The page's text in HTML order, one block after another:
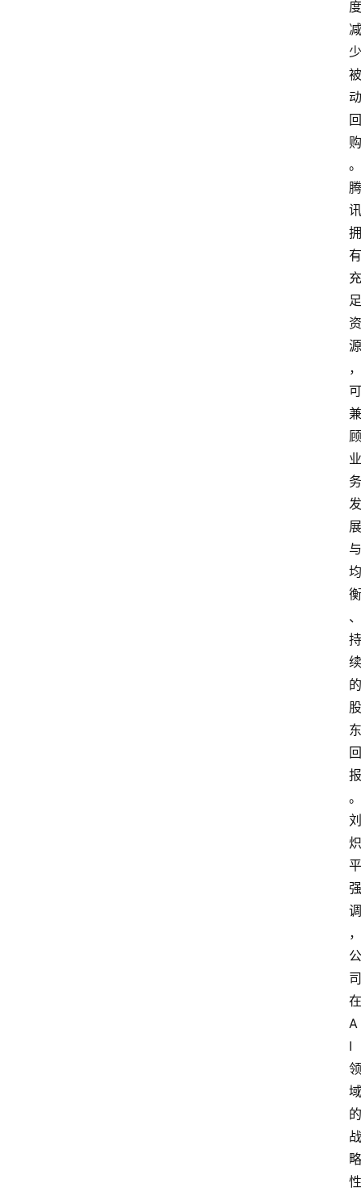
度
减
少
被
动
回
购
。
腾
讯
拥
有
充
足
资
源
，
可
兼
顾
业
务
发
展
与
均
衡
、
持
续
的
股
东
回
报
。
刘
炽
平
强
调
，
公
司
在
A
I
领
域
的
战
略
性